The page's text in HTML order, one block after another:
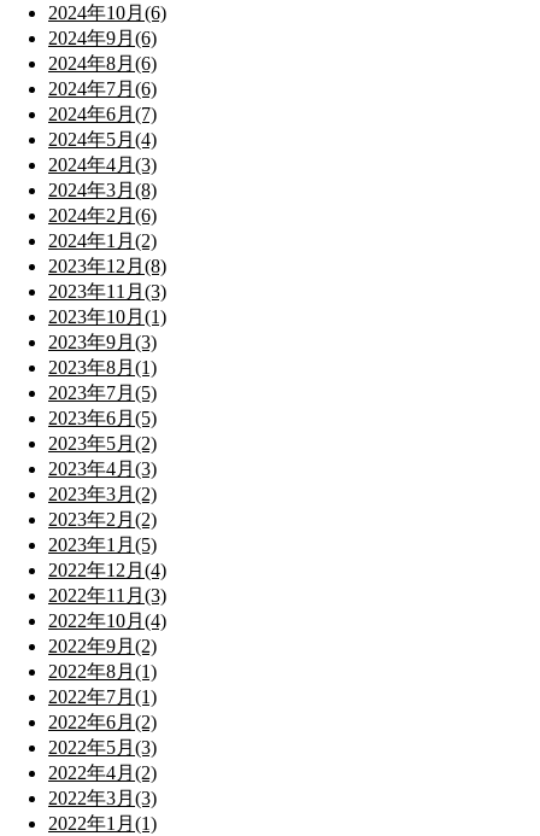
2024年10月(6)
2024年9月(6)
2024年8月(6)
2024年7月(6)
2024年6月(7)
2024年5月(4)
2024年4月(3)
2024年3月(8)
2024年2月(6)
2024年1月(2)
2023年12月(8)
2023年11月(3)
2023年10月(1)
2023年9月(3)
2023年8月(1)
2023年7月(5)
2023年6月(5)
2023年5月(2)
2023年4月(3)
2023年3月(2)
2023年2月(2)
2023年1月(5)
2022年12月(4)
2022年11月(3)
2022年10月(4)
2022年9月(2)
2022年8月(1)
2022年7月(1)
2022年6月(2)
2022年5月(3)
2022年4月(2)
2022年3月(3)
2022年1月(1)